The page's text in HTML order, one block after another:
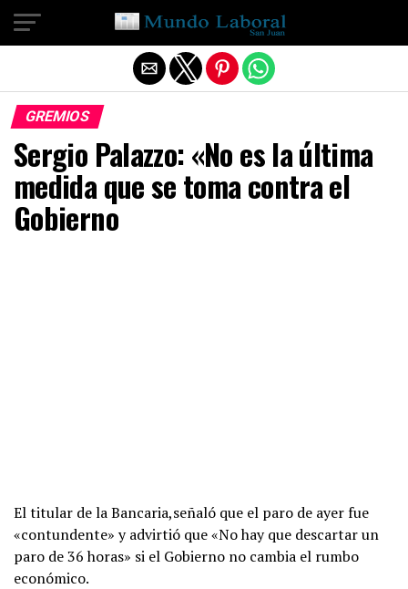
GREMIOS
Sergio Palazzo: «No es la última
medida que se toma contra el
Gobierno
El titular de la Bancaria,señaló que el paro de ayer fue
«contundente» y advirtió que «No hay que descartar un
paro de 36 horas» si el Gobierno no cambia el rumbo
económico.
Salir de la versión móvil